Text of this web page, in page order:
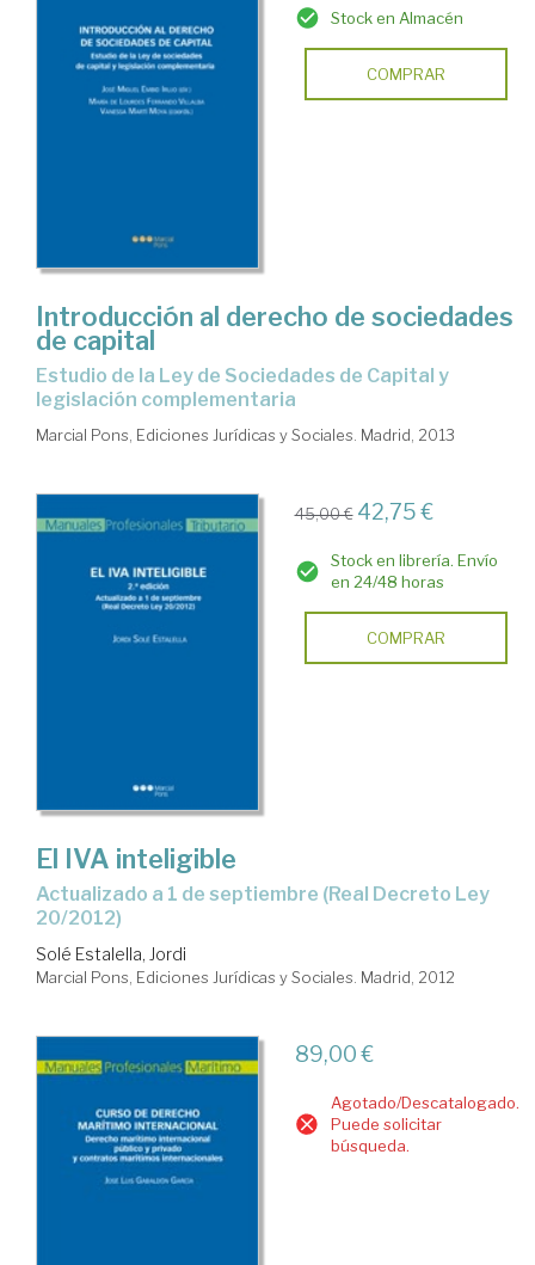
Stock en Almacén
COMPRAR
Introducción al derecho de sociedades
de capital
Estudio de la Ley de Sociedades de Capital y
legislación complementaria
Marcial Pons, Ediciones Jurídicas y Sociales. Madrid, 2013
45,00 € 42,75 €
Stock en librería. Envío
en 24/48 horas
COMPRAR
El IVA inteligible
Actualizado a 1 de septiembre (Real Decreto Ley
20/2012)
Solé Estalella, Jordi
Marcial Pons, Ediciones Jurídicas y Sociales. Madrid, 2012
89,00 €
Agotado/Descatalogado.
Puede solicitar
búsqueda.